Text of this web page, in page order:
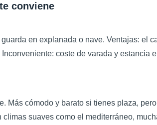
conviene
en explanada o nave. Ventajas: el
Inconveniente: coste de varada y estancia
Más cómodo y barato si tienes plaza,
suaves como el mediterráneo,